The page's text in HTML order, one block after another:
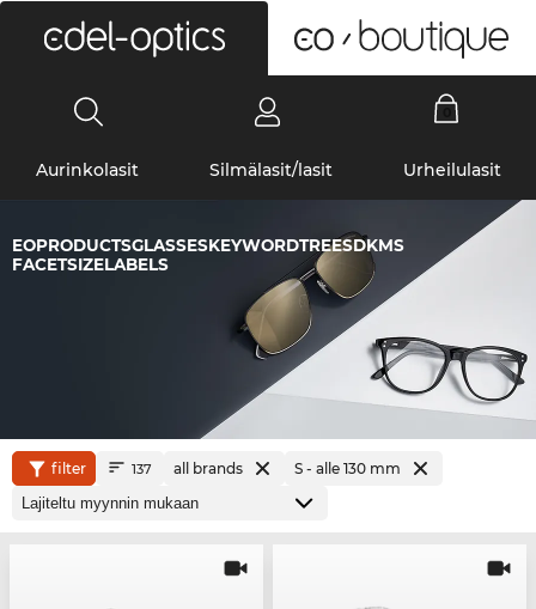
Aurinkolasit Silmälasit/lasit Urheilulasit
EOPRODUCTSGLASSESKEYWORDTREESDKMS
FACETSIZELABELS
filter 137 all brands S - alle 130 mm